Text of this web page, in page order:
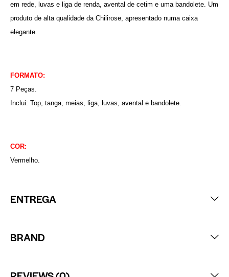
em rede, luvas e liga de renda, avental de cetim e uma bandolete. Um
produto de alta qualidade da Chilirose, apresentado numa caixa
elegante.
FORMATO:
7 Peças.
Inclui: Top, tanga, meias, liga, luvas, avental e bandolete.
COR:
Vermelho.
ENTREGA
BRAND